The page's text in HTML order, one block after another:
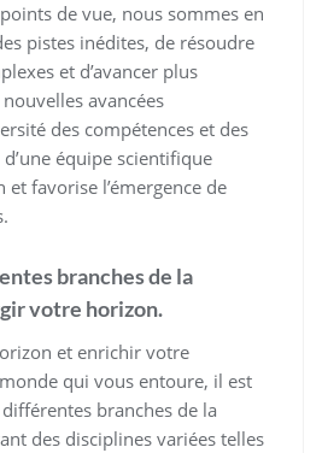
de vue, nous sommes en
pistes inédites, de résoudre
et d’avancer plus
avancées
des compétences et des
équipe scientifique
favorise l’émergence de
branches de la
votre horizon.
et enrichir votre
qui vous entoure, il est
branches de la
des disciplines variées telles